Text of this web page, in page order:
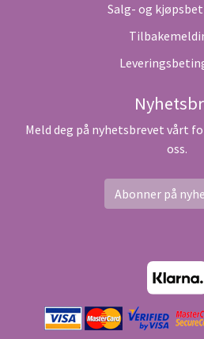
Salg- og
Meld deg på nyhetsbrevet vårt
oss.
Abonner på